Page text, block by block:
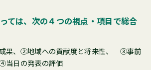
ては、次の４つの視点・項目で総合
果、②地域への貢献度と将来性、 ③事前
当日の発表の評価